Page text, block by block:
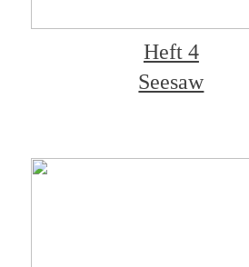
Heft 4
Seesaw